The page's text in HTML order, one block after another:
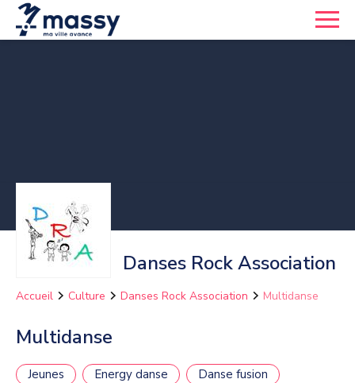
Danses Rock Association
Accueil Culture Danses Rock Association Multidanse
Multidanse
Jeunes Energy danse
Danse fusion